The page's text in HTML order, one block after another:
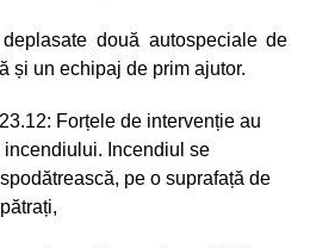
două autospeciale de
și un echipaj de prim ajutor.
Forțele de intervenție au
Incendiul se
pe o suprafață de